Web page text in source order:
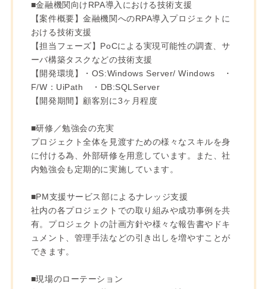
■金融機関向けRPA導入における技術支援
【案件概要】金融機関へのRPA導入プロジェクトに
おける技術支援
【担当フェーズ】PoCによる実現可能性の調査、サ
ーバ構築タスクなどの技術支援
【開発環境】・OS:Windows Server/ Windows ・
F/W：UiPath ・DB:SQLServer
【開発期間】顧客別に3ヶ月程度
■研修／勉強会の充実
プロジェクト全体を見渡すための様々なスキルを身
に付ける為、外部研修を用意しています。また、社
内勉強会も定期的に実施しています。
■PM支援サービス部によるナレッジ支援
社内の各プロジェクトでの取り組みや成功事例を共
有。プロジェクトの計画方針や様々な報告書やドキ
ュメント、管理手法などの引き出しを増やすことが
できます。
■現場のローテーション